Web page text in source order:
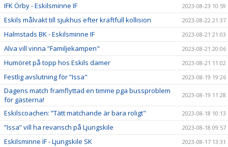
IFK Örby - Eskilsminne IF 2023-08-23 10:59
Eskils målvakt till sjukhus efter kraftfull kollision 2023-08-22 21:37
Halmstads BK - Eskilsminne IF 2023-08-21 21:03
Alva vill vinna ”Familjekampen" 2023-08-21 20:06
Humöret på topp hos Eskils damer 2023-08-21 11:02
Festlig avslutning för ”Issa" 2023-08-19 19:26
Dagens match framflyttad en timme pga bussproblem
för gästerna!
2023-08-19 11:28
Eskilscoachen: ”Tätt matchande är bara roligt" 2023-08-18 10:13
”Issa” vill ha revansch på Ljungskile 2023-08-18 09:57
Eskilsminne IF - Ljungskile SK 2023-08-17 13:31